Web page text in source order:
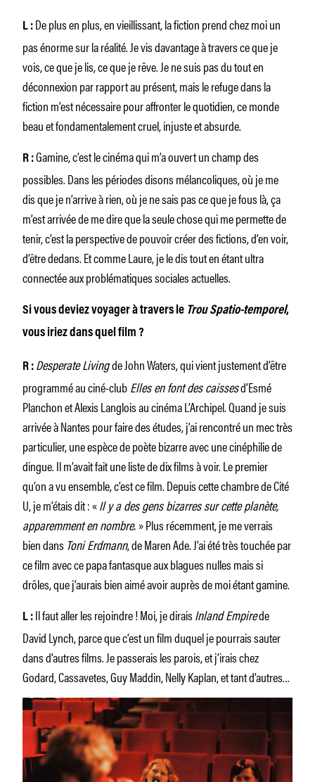
L : De plus en plus, en vieillissant, la fiction prend chez moi un
pas énorme sur la réalité. Je vis davantage à travers ce que je
vois, ce que je lis, ce que je rêve. Je ne suis pas du tout en
déconnexion par rapport au présent, mais le refuge dans la
fiction m’est nécessaire pour affronter le quotidien, ce monde
beau et fondamentalement cruel, injuste et absurde.
R :Gamine, c’est le cinéma qui m’a ouvert un champ des
possibles. Dans les périodes disons mélancoliques, où je me
dis que je n’arrive à rien, où je ne sais pas ce que je fous là, ça
m’est arrivée de me dire que la seule chose qui me permette de
tenir, c’est la perspective de pouvoir créer des fictions, d’en voir,
d’être dedans. Et comme Laure, je le dis tout en étant ultra
connectée aux problématiques sociales actuelles.
Si vous deviez voyager à travers le Trou Spatio-temporel,
vous iriez dans quel film ?
R : Desperate Livingde John Waters, qui vient justement d’être
programmé au ciné-clubElles en font des caissesd’Esmé
Planchon et Alexis Langlois au cinéma L’Archipel. Quand je suis
arrivée à Nantes pour faire des études, j’ai rencontré un mec très
particulier, une espèce de poète bizarre avec une cinéphilie de
dingue. Il m’avait fait une liste de dix films à voir. Le premier
qu’on a vu ensemble, c’est ce film. Depuis cette chambre de Cité
U, je m’étais dit : «Il y a des gens bizarres sur cette planète,
apparemment en nombre.» Plus récemment, je me verrais
bien dans Toni Erdmann, de Maren Ade. J’ai été très touchée par
ce film avec ce papa fantasque aux blagues nulles mais si
drôles, que j’aurais bien aimé avoir auprès de moi étant gamine.
L : Il faut aller les rejoindre ! Moi, je diraisInland Empirede
David Lynch, parce que c’est un film duquel je pourrais sauter
dans d’autres films. Je passerais les parois, et j’irais chez
Godard, Cassavetes, Guy Maddin, Nelly Kaplan, et tant d’autres…